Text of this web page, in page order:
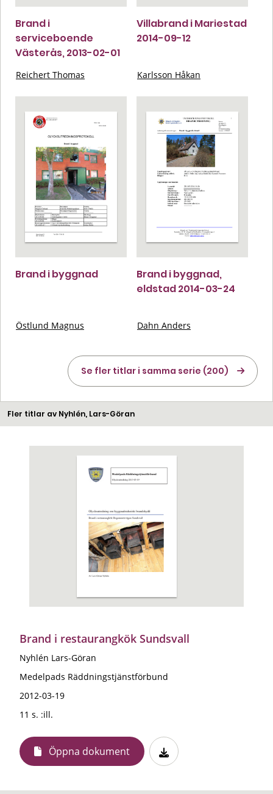
Brand i
serviceboende
Västerås, 2013-02-01
Reichert Thomas
Villabrand i Mariestad
2014-09-12
Karlsson Håkan
Brand i byggnad
Östlund Magnus
Brand i byggnad,
eldstad 2014-03-24
Dahn Anders
Se fler titlar i samma serie (200)
Fler titlar av Nyhlén, Lars-Göran
Brand i restaurangkök Sundsvall
Nyhlén Lars-Göran
Medelpads Räddningstjänstförbund
2012-03-19
11 s. :ill.
Öppna dokument